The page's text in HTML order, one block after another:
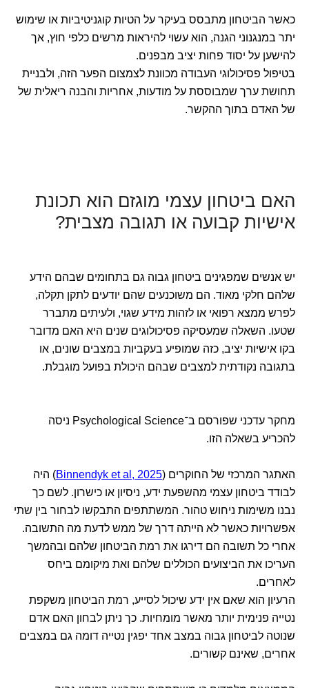
כאשר הביטחון מתבסס בעיקר על הטיות קוגניטיביות או שימוש
יתר במנגנוני הגנה, הוא עשוי להיראות מרשים כלפי חוץ, אך
להישען על יסוד פחות יציב מבפנים.
בטיפול פסיכולוגי העבודה מכוונת לצמצום הפער הזה, ולבניית
תחושת ערך שמבוססת על מודעות, אחריות והבנה ריאלית של
של האדם בתוך ההקשר.
האם ביטחון עצמי מוגזם הוא תכונת
אישיות קבועה או תגובה מצבית?
יש אנשים שמפגינים ביטחון גבוה גם בתחומים שבהם הידע
שלהם חלקי מאוד. הם משוכנעים שהם יודעים לתקן תקלה,
לפרש ממצא רפואי או לזהות מידע שגוי, ולעיתים מתברר
שטעו. השאלה שמעסיקה פסיכולוגים שנים היא האם מדובר
בקו אישיות יציב, כזה שמופיע בעקביות במצבים שונים, או
בתגובה נקודתית למצבים שבהם היכולת בפועל מוגבלת.
מחקר עדכני שפורסם ב־Psychological Science ניסה
להכריע בשאלה הזו.
האתגר המרכזי של החוקרים (Binnendyk et al, 2025) היה
לבודד ביטחון עצמי מהשפעת ידע, ניסיון או כישרון. לשם כך
נבנו משימות ניחוש טהור. המשתתפים התבקשו לבחור בין שתי
אפשרויות כאשר לא הייתה דרך של ממש לדעת מה התשובה.
אחרי כל תשובה הם דירגו את רמת הביטחון שלהם ובהמשך
העריכו את הביצועים הכוללים שלהם ואת מיקומם ביחס
לאחרים.
הרעיון הוא שאם אין ידע שיכול לסייע, רמת הביטחון משקפת
נטייה פנימית יותר מאשר מומחיות. כך ניתן לבחון האם אדם
שנוטה לביטחון גבוה במצב אחד יפגין נטייה דומה גם במצבים
אחרים, שאינם קשורים.